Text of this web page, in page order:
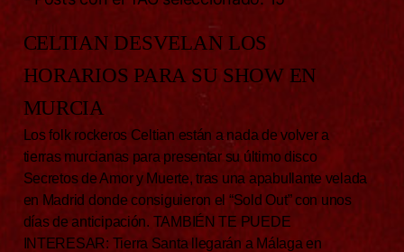
CELTIAN DESVELAN LOS
HORARIOS PARA SU SHOW EN
MURCIA
Los folk rockeros Celtian están a nada de volver a
tierras murcianas para presentar su último disco
Secretos de Amor y Muerte, tras una apabullante velada
en Madrid donde consiguieron el “Sold Out” con unos
días de anticipación. TAMBIÉN TE PUEDE
INTERESAR: Tierra Santa llegarán a Málaga en